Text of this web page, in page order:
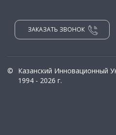
ЗАКАЗАТЬ ЗВОНОК
©
Казанский Инновационный
1994 - 2026 г.